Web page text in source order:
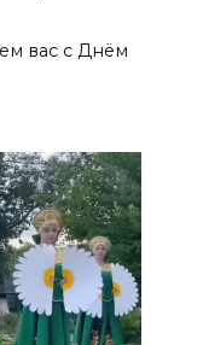
вас с Днём